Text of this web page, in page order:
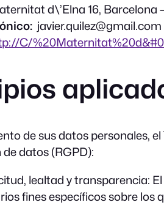
d\’Elna 16, Barcelona
javier.quilez@gmail.com
C/
de sus datos personales,
datos (RGPD):
lealtad y transparencia:
fines específicos sobre